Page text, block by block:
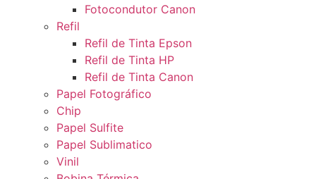
Fotocondutor Canon
Refil
Refil de Tinta Epson
Refil de Tinta HP
Refil de Tinta Canon
Papel Fotográfico
Chip
Papel Sulfite
Papel Sublimatico
Vinil